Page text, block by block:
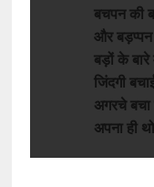
बचपन की
और बड़प्पन
बड़ों के बारे
जिंदगी
अगरचे बचा
अपना ही